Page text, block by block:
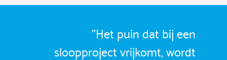
"Het puin dat bij een
sloopproject vrijkomt, wordt